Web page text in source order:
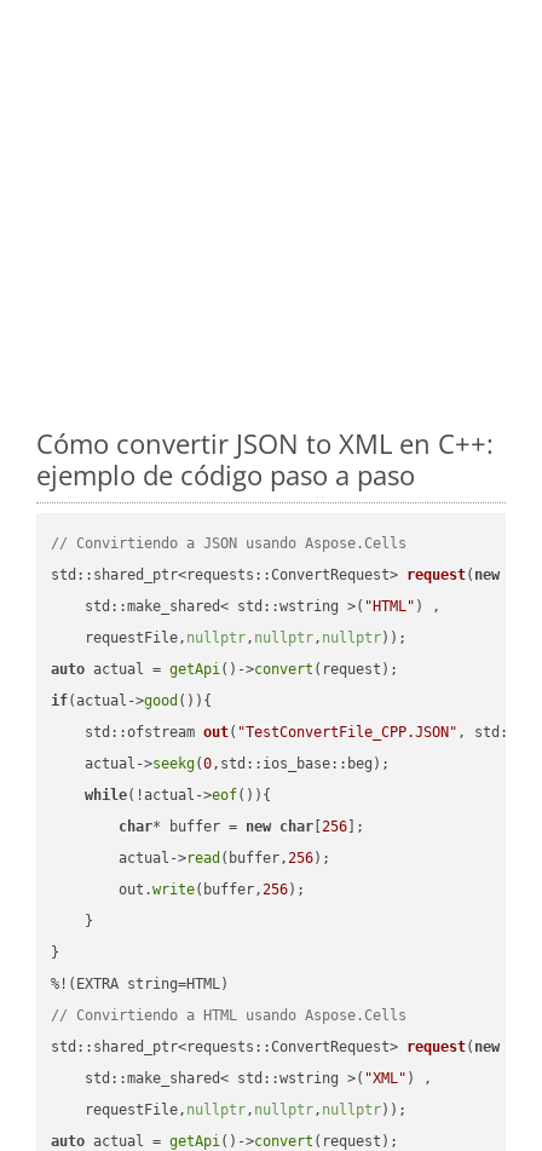
Cómo convertir JSON to XML en C++:
ejemplo de código paso a paso
// Convirtiendo a JSON usando Aspose.Cells
std::shared_ptr<requests::ConvertRequest> request( new
    std::make_shared< std::wstring >(
"HTML" ) ,
    requestFile,
nullptr, nullptr, nullptr))
auto actual = getApi()->convert
if(actual->good ()){
std::ofstream out( "TestConvertFile_CPP.JSON" ,
    actual->
seekg(0,std::ios_base::beg);
while(!actual->eof()){
char* buffer = new char [256 ];
        actual->
read (buffer,256);
        out.
write(buffer,256);
    }
}
// Convirtiendo a HTML usando Aspose.Cells
std::shared_ptr<requests::ConvertRequest> request( new
    std::make_shared< std::wstring >(
"XML" ) ,
    requestFile,
nullptr, nullptr, nullptr))
auto actual = getApi()->convert